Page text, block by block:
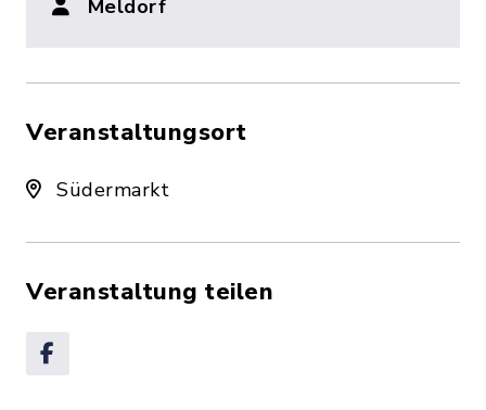
Meldorf
Veranstaltungsort
Südermarkt
Veranstaltung teilen